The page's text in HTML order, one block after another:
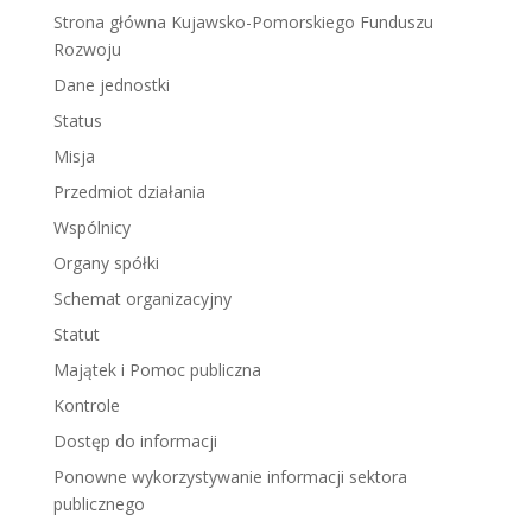
Strona główna Kujawsko-Pomorskiego Funduszu
Rozwoju
Dane jednostki
Status
Misja
Przedmiot działania
Wspólnicy
Organy spółki
Schemat organizacyjny
Statut
Majątek i Pomoc publiczna
Kontrole
Dostęp do informacji
Ponowne wykorzystywanie informacji sektora
publicznego